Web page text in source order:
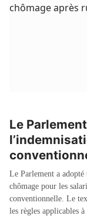
Le
Le Parlement a
chômage pour les
conventionnelle. Le
les règles applicables à